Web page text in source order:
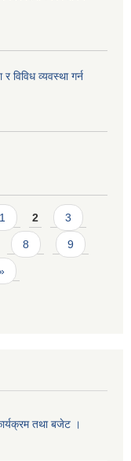
विविध व्यवस्था गर्न
1 2 3
8 9
तथा बजेट ।